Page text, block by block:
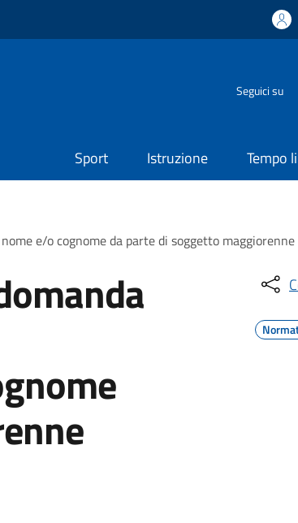
Seguici su
Sport Istruzione Tempo
e/o cognome da parte di soggetto maggiorenne